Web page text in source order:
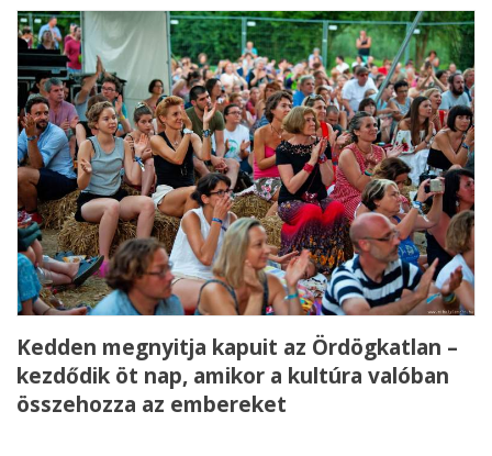
Kedden megnyitja kapuit az Ördögkatlan –
kezdődik öt nap, amikor a kultúra valóban
összehozza az embereket